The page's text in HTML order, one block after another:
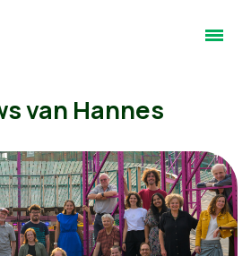
van Hannes